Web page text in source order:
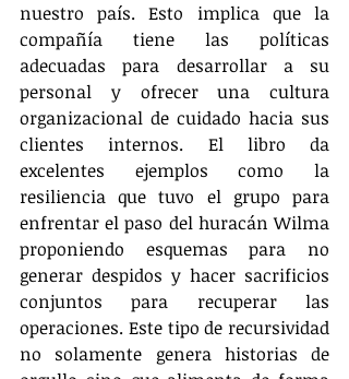
nuestro país. Esto implica que la
compañía tiene las políticas
adecuadas para desarrollar a su
personal y ofrecer una cultura
organizacional de cuidado hacia sus
clientes internos. El libro da
excelentes ejemplos como la
resiliencia que tuvo el grupo para
enfrentar el paso del huracán Wilma
proponiendo esquemas para no
generar despidos y hacer sacrificios
conjuntos para recuperar las
operaciones. Este tipo de recursividad
no solamente genera historias de